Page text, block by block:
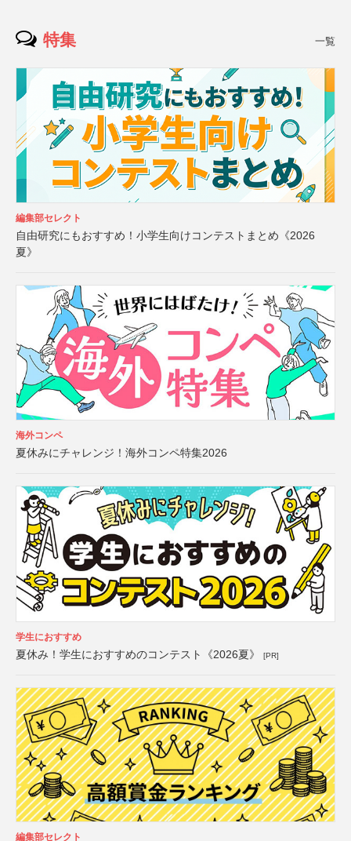
特集 一覧
編集部セレクト
自由研究にもおすすめ！小学生向けコンテストまとめ《2026
夏》
海外コンペ
夏休みにチャレンジ！海外コンペ特集2026
学生におすすめ
夏休み！学生におすすめのコンテスト《2026夏》 [PR]
編集部セレクト